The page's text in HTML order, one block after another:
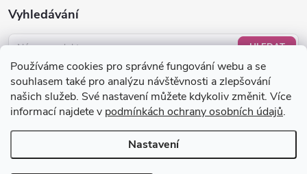
Používáme cookies pro správné fungování webu a se
souhlasem také pro analýzu návštěvnosti a zlepšování
našich služeb. Své nastavení můžete kdykoliv změnit. Více
informací najdete v podmínkách ochrany osobních údajů.
Nastavení
Vyhledávání
HLEDAT
Nákupní košík
0KS /0 KČ
Copyright 2026dental-trade.cz. Všechna práva vyhrazena.Upravit